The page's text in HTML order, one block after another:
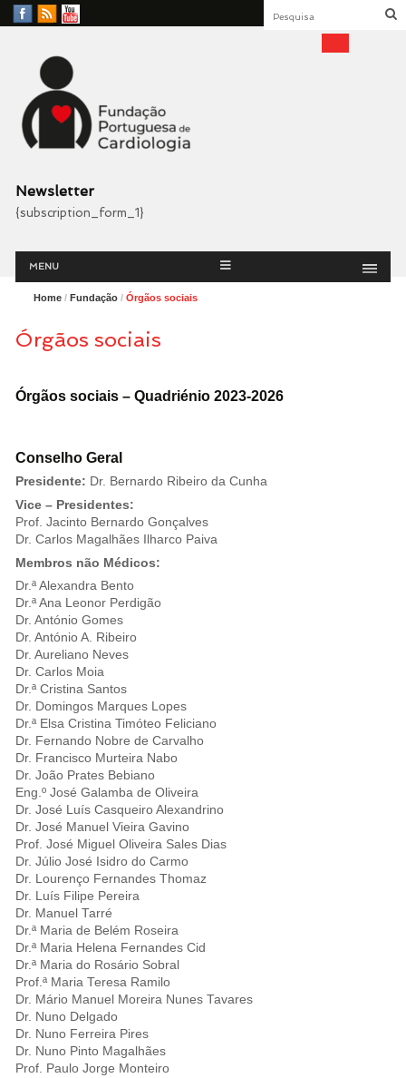
Facebook
RSS
YouTube
Fundação Portuguesa
Cardiologia
Newsletter
{subscription_form_1}
Menu
MENU
Home/ Fundação/ Órgãos sociais
Órgãos sociais
Órgãos sociais – Quadriénio 2023-2026
Conselho Geral
Presidente: Dr. Bernardo Ribeiro da Cunha
Vice – Presidentes:
Prof. Jacinto Bernardo Gonçalves
Dr. Carlos Magalhães Ilharco Paiva
Membros não Médicos:
Dr.ª Alexandra Bento
Dr.ª Ana Leonor Perdigão
Dr. António Gomes
Dr. António A. Ribeiro
Dr. Aureliano Neves
Dr. Carlos Moia
Dr.ª Cristina Santos
Dr. Domingos Marques Lopes
Dr.ª Elsa Cristina Timóteo Feliciano
Dr. Fernando Nobre de Carvalho
Dr. Francisco Murteira Nabo
Dr. João Prates Bebiano
Eng.º José Galamba de Oliveira
Dr. José Luís Casqueiro Alexandrino
Dr. José Manuel Vieira Gavino
Prof. José Miguel Oliveira Sales Dias
Dr. Júlio José Isidro do Carmo
Dr. Lourenço Fernandes Thomaz
Dr. Luís Filipe Pereira
Dr. Manuel Tarré
Dr.ª Maria de Belém Roseira
Dr.ª Maria Helena Fernandes Cid
Dr.ª Maria do Rosário Sobral
Prof.ª Maria Teresa Ramilo
Dr. Mário Manuel Moreira Nunes Tavares
Dr. Nuno Delgado
Dr. Nuno Ferreira Pires
Dr. Nuno Pinto Magalhães
Prof. Paulo Jorge Monteiro